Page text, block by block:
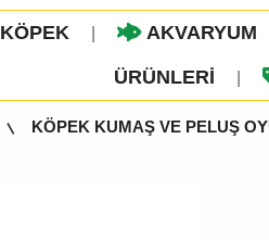
KÖPEK AKVARYUM
ÜRÜNLERI
KÖPEK KUMAŞ VE PELUŞ